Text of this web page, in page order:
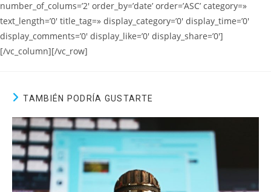
number_of_colums=’2′ order_by=’date’ order=’ASC’ category=»
text_length=’0′ title_tag=» display_category=’0′ display_time=’0′
display_comments=’0′ display_like=’0′ display_share=’0′]
[/vc_column][/vc_row]
TAMBIÉN PODRÍA GUSTARTE